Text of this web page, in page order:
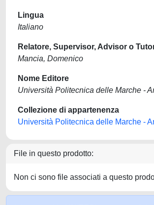
Lingua
Italiano
Relatore, Supervisor, Advisor o
Mancia, Domenico
Nome Editore
Università Politecnica delle Marche -
Collezione di appartenenza
Università Politecnica delle Marche -
File in questo prodotto:
Non ci sono file associati a questo